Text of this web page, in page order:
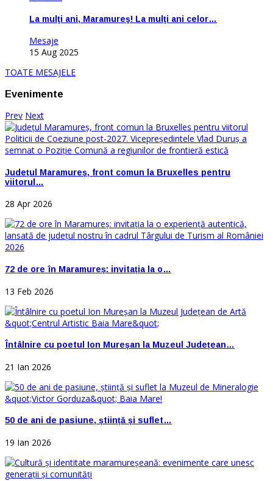
La mulţi ani, Maramureş! La mulţi ani celor…
Mesaje
15 Aug 2025
TOATE MESAJELE
Evenimente
Prev Next
Județul Maramureș, front comun la Bruxelles pentru
viitorul…
28 Apr 2026
72 de ore în Maramureș: invitația la o…
13 Feb 2026
Întâlnire cu poetul Ion Mureșan la Muzeul Județean…
21 Ian 2026
50 de ani de pasiune, știință și suflet…
19 Ian 2026